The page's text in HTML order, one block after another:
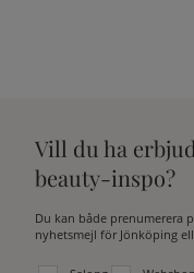
Vill du ha
beauty-inspo?
Du kan både prenumerera
nyhetsmejl för Jönköping